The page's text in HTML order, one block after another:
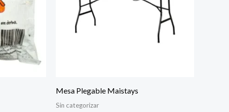
Mesa Plegable Maistays
Sin categorizar